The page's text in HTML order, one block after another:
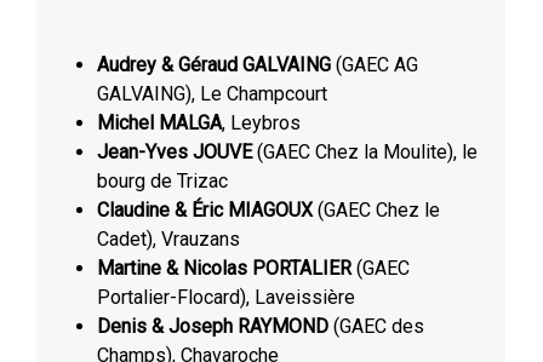
Audrey & Géraud GALVAING (GAEC AG
GALVAING), Le Champcourt
Michel MALGA, Leybros
Jean-Yves JOUVE(GAEC Chez la Moulite), le
bourg de Trizac
Claudine & Éric MIAGOUX(GAEC Chez le
Cadet), Vrauzans
Martine & Nicolas PORTALIER (GAEC
Portalier-Flocard), Laveissière
Denis & Joseph RAYMOND (GAEC des
Champs), Chavaroche